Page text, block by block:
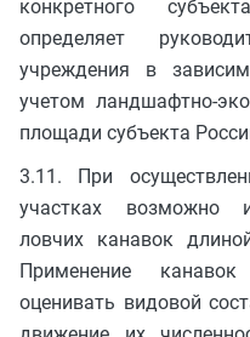
конкретного
определяет
учреждения в
учетом ландшафтно-
площади субъекта
3.11. При
участках возможно
ловчих канавок
Применение
оценивать видовой